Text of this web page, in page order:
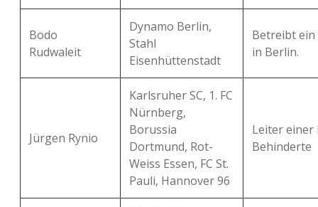
Bodo
Rudwaleit
Dynamo Berlin,
Stahl
Eisenhüttenstadt
Betreibt
in Berlin.
Jürgen Rynio
Karlsruher SC, 1. FC
Nürnberg,
Borussia
Dortmund, Rot-
Weiss Essen, FC St.
Pauli, Hannover 96
Leiter
Behinderte